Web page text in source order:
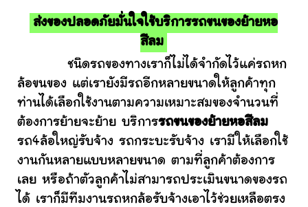
ส่งของปลอดภัยมั่นใจใช้บริการรถขนของย้ายหอ
สีลม
ชนิดรถของทางเราก็ไม่ได้จำกัดไว้แค่รถหก
ล้อขนของ แต่เรายังมีรถอีกหลายขนาดให้ลูกค้าทุก
ท่านได้เลือกใช้งานตามความเหมาะสมของจำนวนที่
ต้องการย้ายจะย้าย บริการรถขนของย้ายหอสีลม
รถ4ล้อใหญ่รับจ้าง รถกระบะรับจ้าง เรามีให้เลือกใช้
งานกันหลายแบบหลายขนาด ตามที่ลูกค้าต้องการ
เลย หรือถ้าตัวลูกค้าไม่สามารถประเมินขนาดของรถ
ได้ เราก็มีทีมงานรถหกล้อรับจ้างเอาไว้ช่วยเหลือตรง